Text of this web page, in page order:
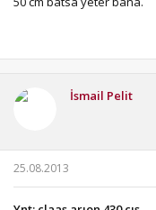
İsmail Pelit
25.08.2013